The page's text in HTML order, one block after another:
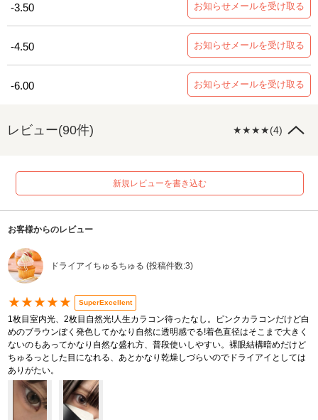
-3.50 お知らせメールを受け取る
-4.50 お知らせメールを受け取る
-6.00 お知らせメールを受け取る
レビュー(90件) ★★★★(4)
新規レビューを書き込む
お客様からのレビュー
ドライアイちゅるちゅる (投稿件数:3)
★★★★★ SuperExcellent
1枚目室内光、2枚目自然光!人生カラコン待ったなし。ピンクカラコンだけど白
めのブラウンぽく発色してかなり自然に透明感でる!着色直径はそこまで大きく
ないのもあってかなり自然な盛れ方、普段使いしやすい。裸眼結構暗めだけど
ちゅるっとした目になれる、あとかなり乾燥しづらいのでドライアイとしては
ありがたい。